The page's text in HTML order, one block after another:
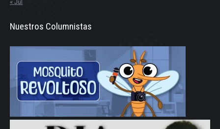
« Jul
Nuestros Columnistas